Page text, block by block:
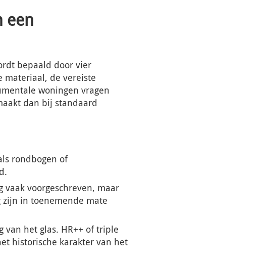
een
bepaald door vier
materiaal, de vereiste
woningen vragen
dan bij standaard
rondbogen of
voorgeschreven, maar
in toenemende mate
van het glas. HR++ of triple
historische karakter van het